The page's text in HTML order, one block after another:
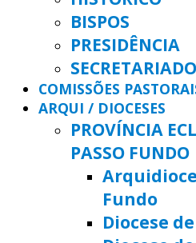
BISPOS
PRESIDÊNCIA
COMISSÕES
ARQUI / DIOCESES
PROVÍNCIA
PASSO FUNDO
Fundo
Diocese